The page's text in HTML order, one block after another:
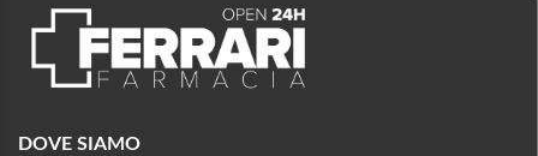
DOVE SIAMO